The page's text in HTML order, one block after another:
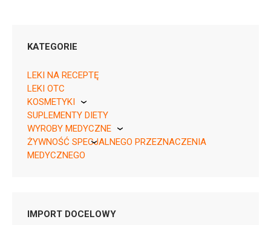
05909990681914 ¦ OTC ¦ 1363
1 op. 125 g
KATEGORIE
LEKI NA RECEPTĘ
LEKI OTC
KOSMETYKI
Pierre Fabre
SUPLEMENTY DIETY
WYROBY MEDYCZNE
KikGel
ŻYWNOŚĆ SPECJALNEGO PRZEZNACZENIA
MEDYCZNEGO
IMPORT DOCELOWY